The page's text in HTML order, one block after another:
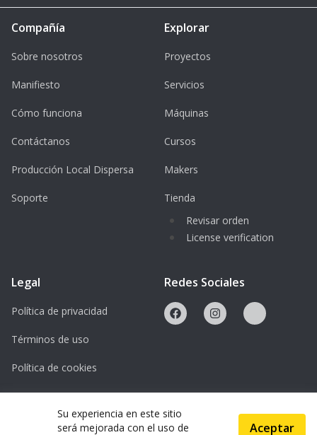
Compañía
Sobre nosotros
Manifiesto
Cómo funciona
Contáctanos
Producción Local Dispersa
Soporte
Explorar
Proyectos
Servicios
Máquinas
Cursos
Makers
Tienda
Revisar orden
License verification
Legal
Política de privacidad
Términos de uso
Política de cookies
Licencias
Redes Sociales
Su experiencia en este sitio
será mejorada con el uso de
Aceptar